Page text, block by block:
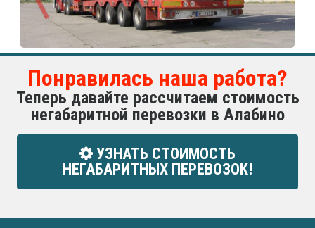
Понравилась наша работа?
Теперь давайте рассчитаем стоимость
негабаритной перевозки в Алабино
УЗНАТЬ СТОИМОСТЬ
НЕГАБАРИТНЫХ ПЕРЕВОЗОК!